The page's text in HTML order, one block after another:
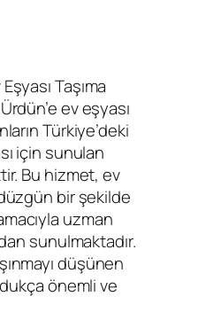
Taşıma
ev eşyası
Türkiye’deki
için sunulan
Bu hizmet, ev
bir şekilde
uzman
sunulmaktadır.
düşünen
önemli ve